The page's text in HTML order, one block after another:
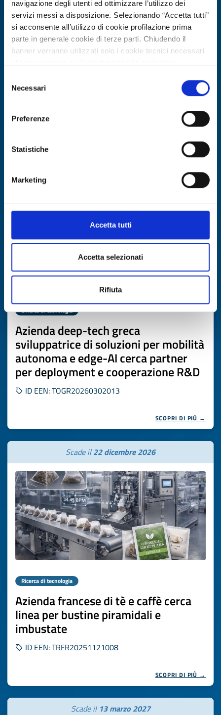
navigazione degli utenti ed ottimizzare l’utilizzo dei
servizi messi a disposizione. Selezionando “Accetta tutti”
si acconsente all’utilizzo di cookie profilazione prima
parte in generale cookie di terze parti. Chiudendo il
banner verranno utilizzati solo i cookie tecnici necessari
Per conoscere i dettagli, consulta la nostra cookie policy.
https://www.openinnovation.regione.lombardia.it/it/co
https://www.openinnovation.regione.lombardia.it/it/pr
delNecessari
Preferenze
Statistiche
Marketing
Accetta tutti
Accetta selezionati
Rifiuta
Ricerca fornitore
filamenti polimerici riciclati per
ID EEN: BRBG20260330023
SCOPRI DI PIÙ →
Offerta di tecnologia
Azienda deep-tech greca
sviluppatrice di soluzioni per mobilità
autonoma e edge-AI cerca partner
per deployment e cooperazione R&D
ID EEN: TOGR20260302013
SCOPRI DI PIÙ →
Scade il22 dicembre 2026
Ricerca di tecnologia
Azienda francese di tè e caffè cerca
linea per bustine piramidali e
imbustate
ID EEN: TRFR20251121008
SCOPRI DI PIÙ →
Scade il 13 marzo 2027